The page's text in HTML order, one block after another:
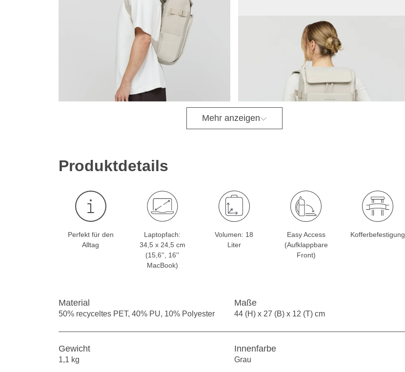
Mehr anzeigen
Produktdetails
Perfekt für den
Alltag
Laptopfach:
34,5 x 24,5 cm
(15,6'', 16''
MacBook)
Volumen: 18
Liter
Easy Access
(Aufklappbare
Front)
Kofferbefestigung
Material
50% recyceltes PET, 40% PU, 10% Polyester
Maße
44 (H) x 27 (B) x 12 (T) cm
Gewicht
1,1 kg
Innenfarbe
Grau